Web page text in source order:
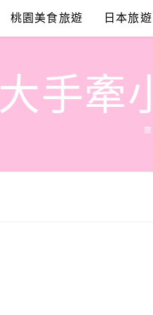
桃園美食旅遊 日本旅遊
大手牽